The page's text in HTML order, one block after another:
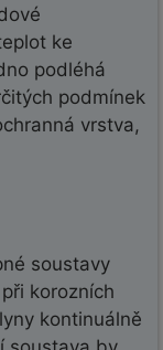
ke
podléhá
podmínek
vrstva,
soustavy
korozních
kontinuálně